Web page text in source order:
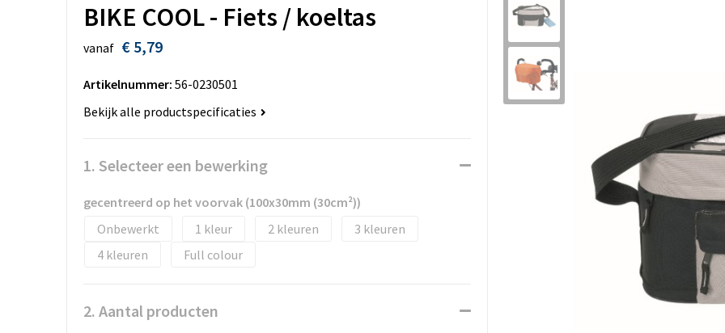
BIKE COOL - Fiets / koeltas
vanaf € 5,79
Artikelnummer: 56-0230501
Bekijk alle productspecificaties
1. Selecteer een bewerking
gecentreerd op het voorvak (100x30mm (30cm²))
Onbewerkt
1 2
3
4
Full colour
2. Aantal producten